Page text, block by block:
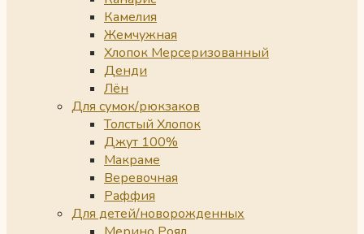
Камелия
Жемчужная
Хлопок Мерсеризованный
Денди
Лён
Для сумок/рюкзаков
Толстый Хлопок
Джут 100%
Макраме
Веревочная
Раффия
Для детей/новорожденных